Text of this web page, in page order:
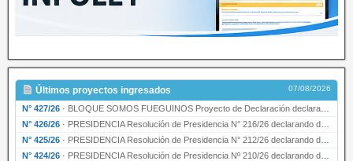
Últimos proyectos ingresados 07/08/2026
N° 427/26 · BLOQUE SOMOS FUEGUINOS Proyecto de Declaración declarando de interés provincial PRESIDENCI…
N° 426/26 · PRESIDENCIA Resolución de Presidencia N° 216/26 declarando de interés provincial la labor …
N° 425/26 · PRESIDENCIA Resolución de Presidencia N° 212/26 declarando de interés provincial el “50° A…
N° 424/26 · PRESIDENCIA Resolución de Presidencia Nº 210/26 declarando de interés provincial el proyec…